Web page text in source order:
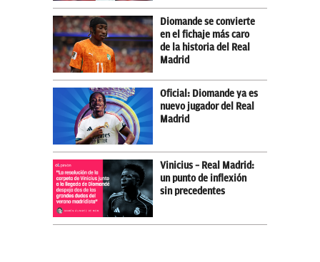
Diomande se convierte
en el fichaje más caro
de la historia del Real
Madrid
Oficial: Diomande ya es
nuevo jugador del Real
Madrid
Vinicius – Real Madrid:
un punto de inflexión
sin precedentes